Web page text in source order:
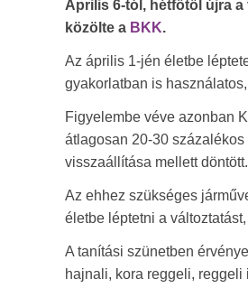
Április 6-tól, hétfőtől újra
közölte a BKK.
Az április 1-jén életbe
gyakorlatban is
Figyelembe véve azonban
átlagosan 20-30
visszaállítása mellett döntött.
Az ehhez szükséges
életbe léptetni a
A tanítási szünetben
hajnali, kora reggeli,